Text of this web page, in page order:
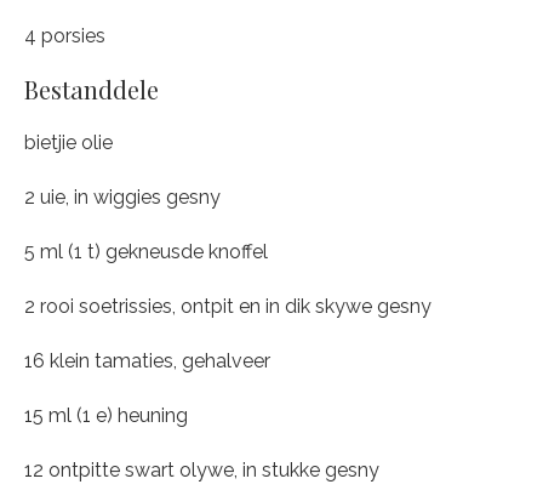
4 porsies
Bestanddele
bietjie olie
2 uie, in wiggies gesny
5 ml (1 t) gekneusde knoffel
2 rooi soetrissies, ontpit en in dik skywe gesny
16 klein tamaties, gehalveer
15 ml (1 e) heuning
12 ontpitte swart olywe, in stukke gesny